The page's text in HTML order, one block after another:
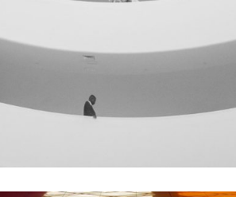
Institutional Design